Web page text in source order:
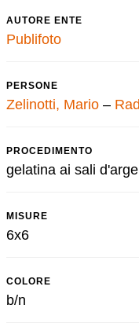
AUTORE ENTE
Publifoto
PERSONE
Zelinotti, Mario –
PROCEDIMENTO
gelatina ai sali
MISURE
6x6
COLORE
b/n